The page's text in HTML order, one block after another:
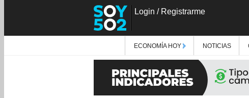
Login / Registrarme
ECONOMÍA HOY NOTICIAS